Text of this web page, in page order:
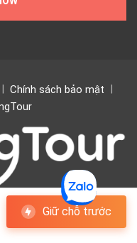
Giữ chỗ trước
Chính sách bảo mật
rights Bookingtour.vn